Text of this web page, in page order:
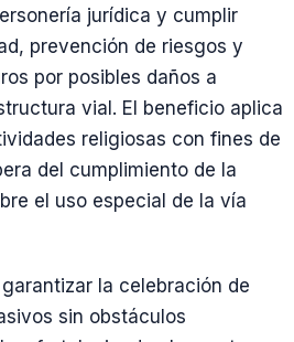
jurídica y cumplir
prevención de riesgos y
por posibles daños a
vial. El beneficio aplica
religiosas con fines de
del cumplimiento de la
el uso especial de la vía
la celebración de
sin obstáculos